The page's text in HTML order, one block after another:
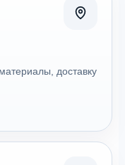
доставку